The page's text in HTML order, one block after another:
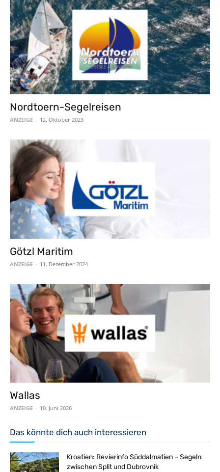
Nordtoern-Segelreisen
ANZEIGE - 12. Oktober 2023
Götzl Maritim
ANZEIGE - 11. Dezember 2024
Wallas
ANZEIGE - 10. Juni 2026
Das könnte dich auch interessieren
Kroatien: Revierinfo Süddalmatien – Segeln
zwischen Split und Dubrovnik